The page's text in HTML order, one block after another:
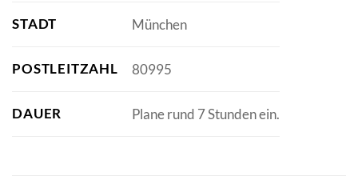
STADT München
POSTLEITZAHL 80995
DAUER Plane rund 7 Stunden ein.